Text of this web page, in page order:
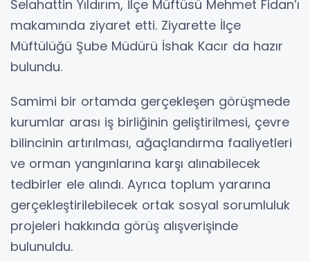
Selahattin Yıldırım, İlçe Müftüsü Mehmet Fidan’ı
makamında ziyaret etti. Ziyarette İlçe
Müftülüğü Şube Müdürü İshak Kacır da hazır
bulundu.
Samimi bir ortamda gerçekleşen görüşmede
kurumlar arası iş birliğinin geliştirilmesi, çevre
bilincinin artırılması, ağaçlandırma faaliyetleri
ve orman yangınlarına karşı alınabilecek
tedbirler ele alındı. Ayrıca toplum yararına
gerçekleştirilebilecek ortak sosyal sorumluluk
projeleri hakkında görüş alışverişinde
bulunuldu.